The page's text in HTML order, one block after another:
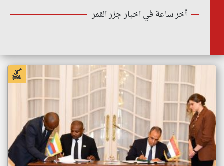
أخر ساعة في اخبار جزر القمر